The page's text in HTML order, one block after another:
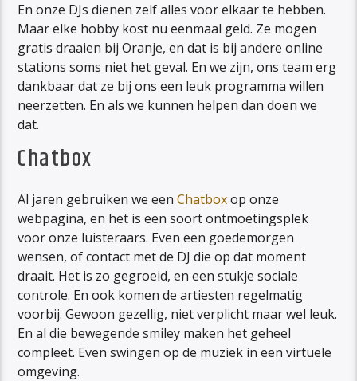
En onze DJs dienen zelf alles voor elkaar te hebben.
Maar elke hobby kost nu eenmaal geld. Ze mogen
gratis draaien bij Oranje, en dat is bij andere online
stations soms niet het geval. En we zijn, ons team erg
dankbaar dat ze bij ons een leuk programma willen
neerzetten. En als we kunnen helpen dan doen we
dat.
Chatbox
Al jaren gebruiken we eenChatboxop onze
webpagina, en het is een soort ontmoetingsplek
voor onze luisteraars. Even een goedemorgen
wensen, of contact met de DJ die op dat moment
draait. Het is zo gegroeid, en een stukje sociale
controle. En ook komen de artiesten regelmatig
voorbij. Gewoon gezellig, niet verplicht maar wel leuk.
En al die bewegende smiley maken het geheel
compleet. Even swingen op de muziek in een virtuele
omgeving.